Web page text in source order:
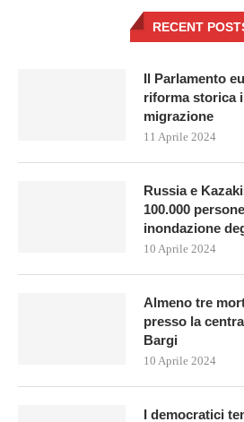
RECENT
Il Parlamento
riforma storica
migrazione
11 Aprile 2024
Russia e
100.000
inondazione
10 Aprile 2024
Almeno tre
presso la
Bargi
10 Aprile 2024
I democratici